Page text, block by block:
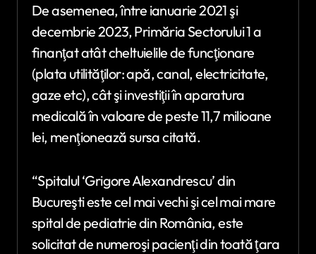
De asemenea, între ianuarie 2021 şi
decembrie 2023, Primăria Sectorului 1 a
finanţat atât cheltuielile de funcţionare
(plata utilităţilor: apă, canal, electricitate,
gaze etc), cât şi investiţii în aparatura
medicală în valoare de peste 11,7 milioane
lei, menţionează sursa citată.
“Spitalul ‘Grigore Alexandrescu’ din
Bucureşti este cel mai vechi şi cel mai mare
spital de pediatrie din România, este
solicitat de numeroşi pacienţi din toată ţara